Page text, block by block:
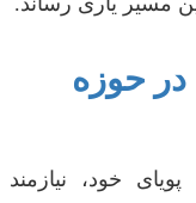
در حوزه
خود، نیازمند